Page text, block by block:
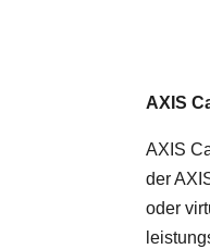
AXIS
AXIS
der
oder